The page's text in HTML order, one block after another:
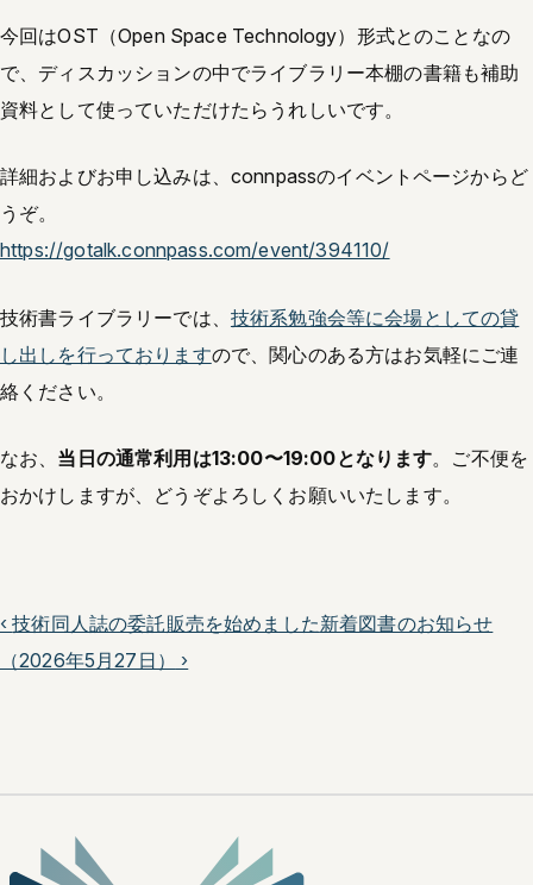
今回はOST（Open Space Technology）形式とのことなの
で、ディスカッションの中でライブラリー本棚の書籍も補助
資料として使っていただけたらうれしいです。
詳細およびお申し込みは、connpassのイベントページからど
うぞ。
https://gotalk.connpass.com/event/394110/
技術書ライブラリーでは、 技術系勉強会等に会場としての貸
し出しを行っておりますので、関心のある方はお気軽にご連
絡ください。
なお、 当日の通常利用は13:00〜19:00となります。ご不便を
おかけしますが、どうぞよろしくお願いいたします。
‹技術同人誌の委託販売を始めました新着図書のお知らせ
（2026年5月27日）
›